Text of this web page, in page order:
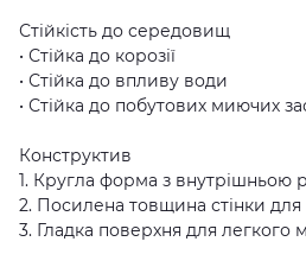
Стійкість до середовищ
• Стійка до корозії
• Стійка до впливу води
• Стійка до побутових миючих
Конструктив
1. Кругла форма з внутрішньою
2. Посилена товщина стінки для
3. Гладка поверхня для легкого